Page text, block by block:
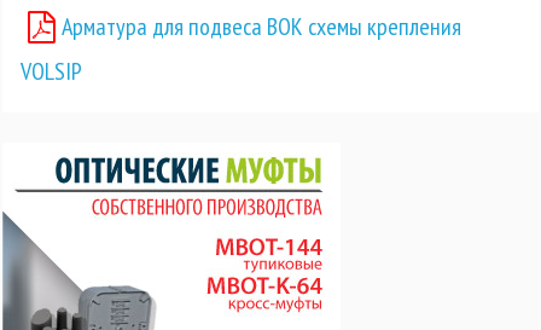
Арматура для подвеса ВОК схемы крепления
VOLSIP